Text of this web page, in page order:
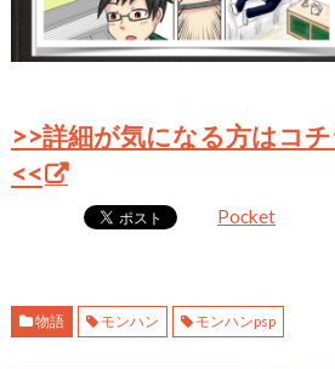
>>詳細が気になる方はコ
<<
Pocket
物語 モンハン モンハンpsp